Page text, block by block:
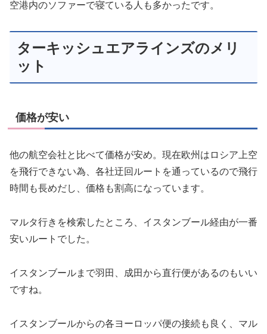
空港内のソファーで寝ている人も多かったです。
ターキッシュエアラインズのメリ
ット
価格が安い
他の航空会社と比べて価格が安め。現在欧州はロシア上空
を飛行できない為、各社迂回ルートを通っているので飛行
時間も長めだし、価格も割高になっています。
マルタ行きを検索したところ、イスタンブール経由が一番
安いルートでした。
イスタンブールまで羽田、成田から直行便があるのもいい
ですね。
イスタンブールからの各ヨーロッパ便の接続も良く、マル